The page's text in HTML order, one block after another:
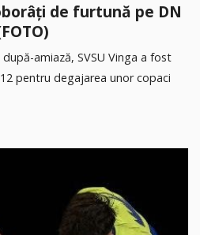
de furtună pe DN
amiază, SVSU Vinga a fost
pentru degajarea unor copaci